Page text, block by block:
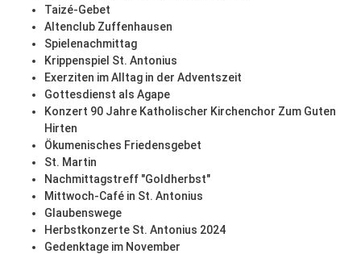
Taizé-Gebet
Altenclub Zuffenhausen
Spielenachmittag
Krippenspiel St. Antonius
Exerziten im Alltag in der Adventszeit
Gottesdienst als Agape
Konzert 90 Jahre Katholischer Kirchenchor Zum Guten
Hirten
Ökumenisches Friedensgebet
St. Martin
Nachmittagstreff "Goldherbst"
Mittwoch-Café in St. Antonius
Glaubenswege
Herbstkonzerte St. Antonius 2024
Gedenktage im November